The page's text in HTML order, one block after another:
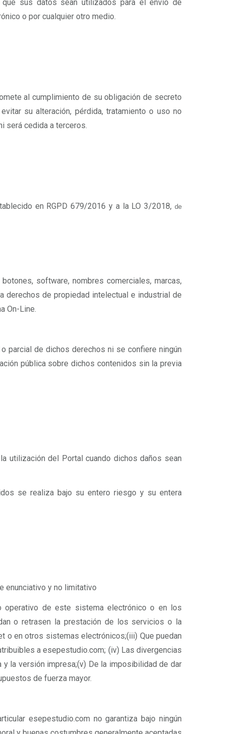
sus datos sean utilizados para el envío de
o por cualquier otro medio.
al cumplimiento de su obligación de secreto
su alteración, pérdida, tratamiento o uso no
será cedida a terceros.
en RGPD 679/2016 y a la LO 3/2018, de
software, nombres comerciales, marcas,
de propiedad intelectual e industrial de
On-Line.
parcial de dichos derechos ni se confiere ningún
pública sobre dichos contenidos sin la previa
utilización del Portal cuando dichos daños sean
se realiza bajo su entero riesgo y su entera
enunciativo y no limitativo
operativo de este sistema electrónico o en los
o retrasen la prestación de los servicios o la
o en otros sistemas electrónicos;(iii) Que puedan
a esepestudio.com; (iv) Las divergencias
la versión impresa;(v) De la imposibilidad de dar
de fuerza mayor.
esepestudio.com no garantiza bajo ningún